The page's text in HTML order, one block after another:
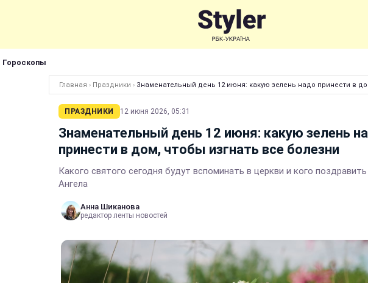
Гороскопы
Главная › Праздники › Знаменательный день 12 июня: какую зелень надо принести в
ПРАЗДНИКИ 12 июня 2026, 05:31
Знаменательный день 12 июня: какую зелень
принести в дом, чтобы изгнать все болезни
Какого святого сегодня будут вспоминать в церкви и кого
Ангела
Анна Шиканова
редактор ленты новостей